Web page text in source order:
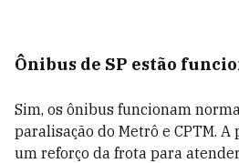
Ônibus de SP estão
Sim, os ônibus funcionam
paralisação do Metrô e CPTM.
um reforço da frota para